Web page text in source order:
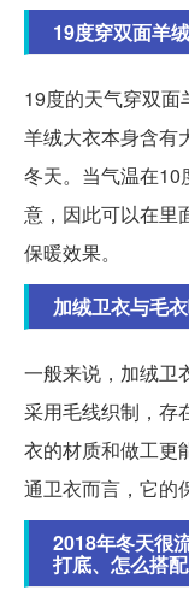
19度穿双面羊
19度的天气穿双
羊绒大衣本身含有
冬天。当气温在10
意，因此可以在里
保暖效果。
加绒卫衣与毛
一般来说，加绒卫
采用毛线织制，存
衣的材质和做工更
通卫衣而言，它的
2018年冬天很
打底、怎么搭